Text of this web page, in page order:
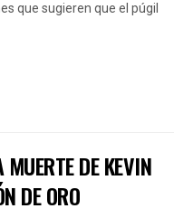
que sugieren que el púgil
DE KEVIN
DE ORO